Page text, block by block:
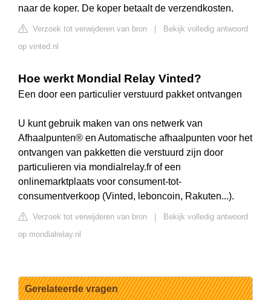
naar de koper. De koper betaalt de verzendkosten.
Verzoek tot verwijderen van bron
Bekijk volledig antwoord
op vinted.nl
Hoe werkt Mondial Relay Vinted?
Een door een particulier verstuurd pakket ontvangen
U kunt gebruik maken van ons netwerk van
Afhaalpunten® en Automatische afhaalpunten voor het
ontvangen van pakketten die verstuurd zijn door
particulieren via mondialrelay.fr of een
onlinemarktplaats voor consument-tot-
consumentverkoop (Vinted, leboncoin, Rakuten...).
Verzoek tot verwijderen van bron
Bekijk volledig antwoord
op mondialrelay.nl
Gerelateerde vragen